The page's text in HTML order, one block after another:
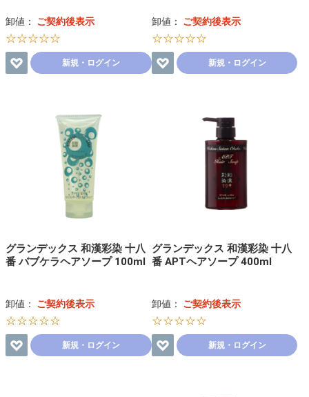
卸値： ご契約後表示
☆☆☆☆☆
新規・ログイン
卸値： ご契約後表示
☆☆☆☆☆
新規・ログイン
グランデックス 和漢彩染 十八
番 バブケラヘアソープ 100ml
卸値： ご契約後表示
☆☆☆☆☆
新規・ログイン
グランデックス 和漢彩染 十八
番 APTヘアソープ 400ml
卸値： ご契約後表示
☆☆☆☆☆
新規・ログイン